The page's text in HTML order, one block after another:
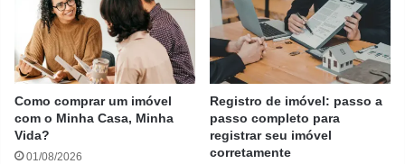
Como comprar um imóvel
com o Minha Casa, Minha
Vida?
01/08/2026
Registro de imóvel: passo a
passo completo para
registrar seu imóvel
corretamente